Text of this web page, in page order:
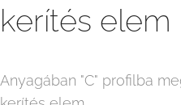
kerítés elem
Anyagában "C" profilba